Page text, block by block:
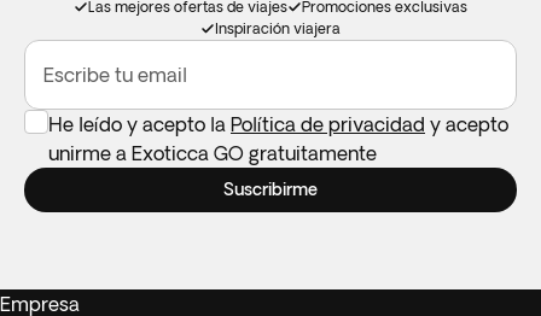
Las mejores ofertas de viajes
Promociones exclusivas
Inspiración viajera
Escribe tu email
He leído y acepto la Política de privacidad y acepto
unirme a Exoticca GO gratuitamente
Suscribirme
Empresa